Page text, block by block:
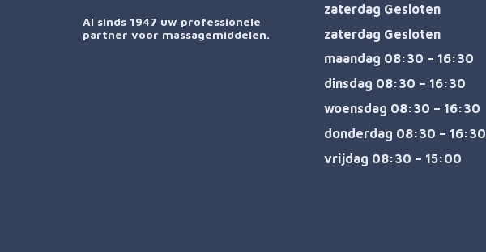
Al sinds 1947 uw professionele
partner voor massagemiddelen.
zaterdag Gesloten
zaterdag Gesloten
maandag 08:30 – 16:30
dinsdag 08:30 – 16:30
woensdag 08:30 – 16:30
donderdag 08:30 – 16:30
vrijdag 08:30 – 15:00